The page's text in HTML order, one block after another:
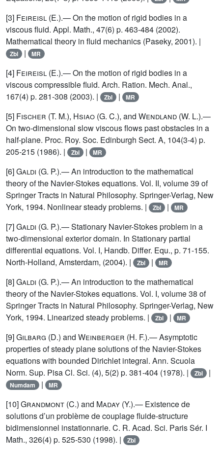
[3] Feireisl (E.).— On the motion of rigid bodies in a
viscous fluid. Appl. Math., 47(6) p. 463-484 (2002).
Mathematical theory in fluid mechanics (Paseky, 2001). |
Zbl | MR
[4] Feireisl (E.).— On the motion of rigid bodies in a
viscous compressible fluid. Arch. Ration. Mech. Anal.,
167(4) p. 281-308 (2003). |
Zbl | MR
[5] Fischer (T. M.), Hsiao (G. C.), and Wendland (W. L.).—
On two-dimensional slow viscous flows past obstacles in a
half-plane. Proc. Roy. Soc. Edinburgh Sect. A, 104(3-4) p.
205-215 (1986). |
Zbl | MR
[6]Galdi (G. P.).— An introduction to the mathematical
theory of the Navier-Stokes equations. Vol. II, volume 39 of
Springer Tracts in Natural Philosophy. Springer-Verlag, New
York, 1994. Nonlinear steady problems. |
Zbl | MR
[7]Galdi (G. P.).— Stationary Navier-Stokes problem in a
two-dimensional exterior domain. In Stationary partial
differential equations. Vol. I, Handb. Differ. Equ., p. 71-155.
North-Holland, Amsterdam, (2004). |
Zbl | MR
[8]Galdi (G. P.).— An introduction to the mathematical
theory of the Navier-Stokes equations. Vol. I, volume 38 of
Springer Tracts in Natural Philosophy. Springer-Verlag, New
York, 1994. Linearized steady problems. |
Zbl | MR
[9]Gilbarg (D.) and Weinberger (H. F.).— Asymptotic
properties of steady plane solutions of the Navier-Stokes
equations with bounded Dirichlet integral. Ann. Scuola
Norm. Sup. Pisa Cl. Sci. (4), 5(2) p. 381-404 (1978). |
Zbl |
Numdam | MR
[10]Grandmont (C.) and Maday (Y.).— Existence de
solutions d’un problème de couplage fluide-structure
bidimensionnel instationnarie. C. R. Acad. Sci. Paris Sér. I
Math., 326(4) p. 525-530 (1998). |
Zbl